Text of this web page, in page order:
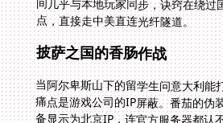
点，直接走中美直连光纤隧道。
披萨之国的香肠作战
当阿尔卑斯山下的留学生问意大利能
痛点是游戏公司的IP屏蔽。番茄的伪
备显示为北京IP，连官方服务器都认
亚平宁半岛特供线路，通过法兰克福